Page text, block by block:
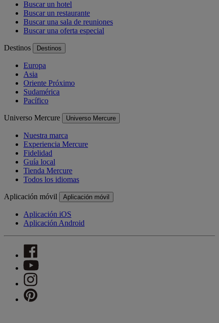
Buscar un hotel
Buscar un restaurante
Buscar una sala de reuniones
Buscar una oferta especial
Destinos Destinos
Europa
Asia
Oriente Próximo
Sudamérica
Pacífico
Universo Mercure Universo Mercure
Nuestra marca
Experiencia Mercure
Fidelidad
Guía local
Tienda Mercure
Todos los idiomas
Aplicación móvil Aplicación móvil
Aplicación iOS
Aplicación Android